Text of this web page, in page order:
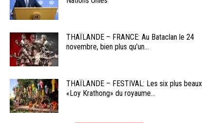
THAÏLANDE – FRANCE: Au Bataclan le 24
novembre, bien plus qu’un...
THAÏLANDE – FESTIVAL: Les six plus beaux
«Loy Krathong» du royaume...